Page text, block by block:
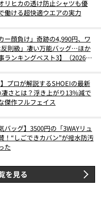
リヒカの透け防止シャツも優
働ける超快適ウエアの実力
ー顔負け」奇跡の4,990円、ワ
則級」凄い万能バッグ…ほか
ランキングベスト3】（2026年
プロが解説するSHOEIの最新
さとは？浮き上がり13%減で
傑作フルフェイス
バッグ】3500円の「3WAYリュ
！“しごできカバン”が撥水防汚
た
を見る